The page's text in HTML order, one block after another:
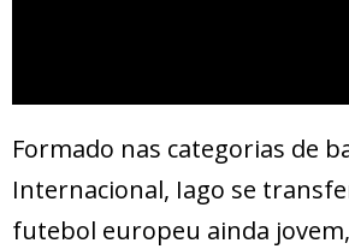
Formado nas categorias de
Internacional, Iago se
futebol europeu ainda